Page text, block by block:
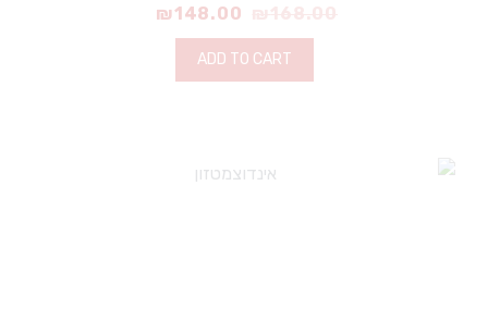
₪148.00
ADD TO CART